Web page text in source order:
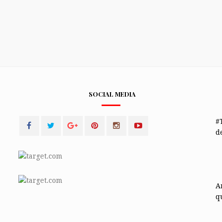
SOCIAL MEDIA